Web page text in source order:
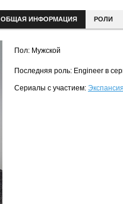
ОБЩАЯ ИНФОРМАЦИЯ РОЛИ
Пол: Мужской
Последняя роль: Engineer в
Сериалы с участием: